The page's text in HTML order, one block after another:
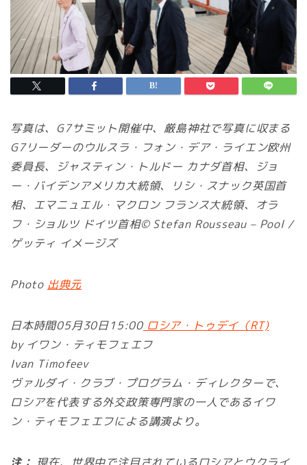
写真は、G7サミット開催中、厳島神社で写真に収まる
G7リーダーのウルスラ・フォン・デア・ライエン欧州
委員長、ジャスティン・トルドー カナダ首相、ジョ
ー・バイデンアメリカ大統領、リシ・スナック英国首
相、エマニュエル・マクロン フランス大統領、オラ
フ・ショルツ ドイツ首相© Stefan Rousseau – Pool /
ゲッティ イメージズ
Photo 出典元
日本時間05月30日15:00 ロシア・トゥデイ（RT)
by イワン・ティモフェエフ
Ivan Timofeev
ヴァルダイ・クラブ・プログラム・ディレクターで、
ロシアを代表する外交政策専門家の一人であるイワ
ン・ティモフェエフによる講演より。